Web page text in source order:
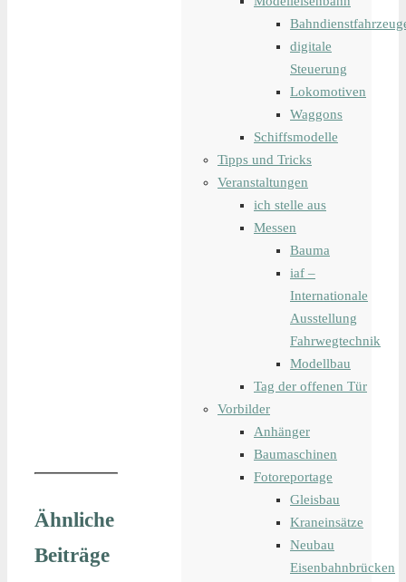
Ähnliche
Beiträge
digitale
Steuerung
Lokomotiven
Waggons
Schiffsmodelle
Tipps und Tricks
Veranstaltungen
ich stelle aus
Messen
Bauma
iaf –
Internationale
Ausstellung
Fahrwegtechnik
Modellbau
Tag der offenen Tür
Vorbilder
Anhänger
Baumaschinen
Fotoreportage
Gleisbau
Kraneinsätze
Neubau
Eisenbahnbrücken